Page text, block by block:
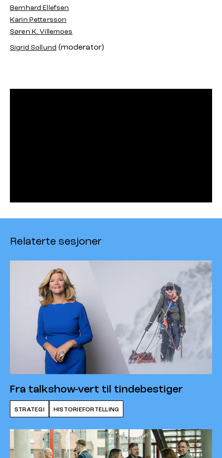
Bernhard Ellefsen
Karin Pettersson
Søren K. Villemoes
Sigrid Sollund (moderator)
Relaterte sesjoner
Fra talkshow-vert til tindebestiger
STRATEGI HISTORIEFORTELLING